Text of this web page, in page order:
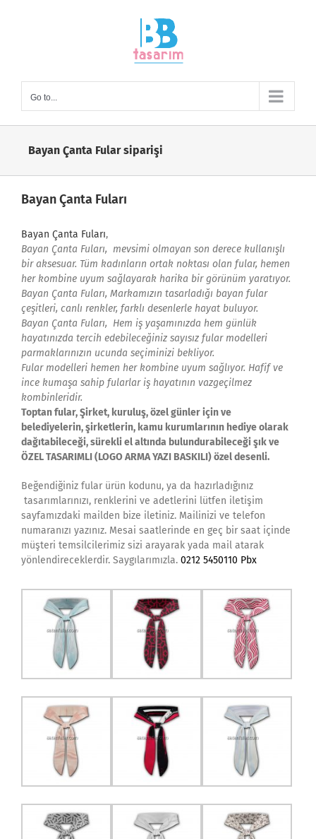
Go to...
Bayan Çanta Fular siparişi
Bayan Çanta Fuları
Bayan Çanta Fuları,
Bayan Çanta Fuları, mevsimi olmayan son derece kullanışlı
bir aksesuar. Tüm kadınların ortak noktası olan fular, hemen
her kombine uyum sağlayarak harika bir görünüm yaratıyor.
Bayan Çanta Fuları, Markamızın tasarladığı bayan fular
çeşitleri, canlı renkler, farklı desenlerle hayat buluyor.
Bayan Çanta Fuları, Hem iş yaşamınızda hem günlük
hayatınızda tercih edebileceğiniz sayısız fular modelleri
parmaklarınızın ucunda seçiminizi bekliyor.
Fular modelleri hemen her kombine uyum sağlıyor. Hafif ve
ince kumaşa sahip fularlar iş hayatının vazgeçilmez
kombinleridir.
Toptan fular, Şirket, kuruluş, özel günler için ve
belediyelerin, şirketlerin, kamu kurumlarının hediye olarak
dağıtabileceği, sürekli el altında bulundurabileceği şık ve
ÖZEL TASARIMLI (LOGO ARMA YAZI BASKILI) özel desenli.
Beğendiğiniz fular ürün kodunu, ya da hazırladığınız
tasarımlarınızı, renklerini ve adetlerini lütfen iletişim
sayfamızdaki mailden bize iletiniz. Mailinizi ve telefon
numaranızı yazınız. Mesai saatlerinde en geç bir saat içinde
müşteri temsilcilerimiz sizi arayarak yada mail atarak
yönlendireceklerdir. Saygılarımızla. 0212 5450110 Pbx